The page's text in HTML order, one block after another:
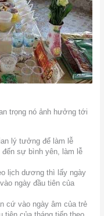
trọng nó ảnh hưởng tới
lý tưởng để làm lễ
sự bình yên, làm lễ
lịch dương thì lấy ngày
ngày đầu tiên của
cứ vào ngày âm của trẻ